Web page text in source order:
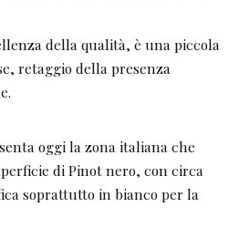
della qualità, è una piccola
retaggio della presenza
oggi la zona italiana che
di Pinot nero, con circa
soprattutto in bianco per la